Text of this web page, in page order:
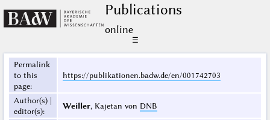
Publications
online
☰
Permalink
to this
page:
https://publikationen.badw.de/en/001742703
Author(s) |
editor(s):
Weiller, Kajetan von DNB